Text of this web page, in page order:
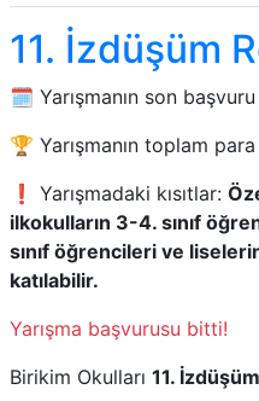
11. İzdüşüm
🗓️ Yarışmanın son
🏆 Yarışmanın toplam
❗ Yarışmadaki kısıtlar:
ilkokulların 3-4. sınıf
sınıf öğrencileri ve
katılabilir.
Yarışma başvurusu bitti!
Birikim Okulları 11.